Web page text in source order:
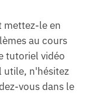
mettez-le en
au cours
tutoriel vidéo
utile, n'hésitez
vous dans le